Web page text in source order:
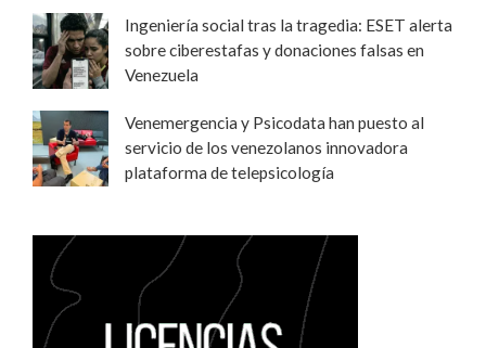
Ingeniería social tras la tragedia: ESET alerta
sobre ciberestafas y donaciones falsas en
Venezuela
Venemergencia y Psicodata han puesto al
servicio de los venezolanos innovadora
plataforma de telepsicología